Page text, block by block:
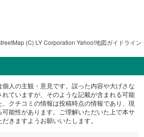
(C) LY Corporation Yahoo!地図ガイドライン
人の主観・意見です。誤った内容や大げさな
ていますが、そのような記載が含まれる可能
クチコミの情報は投稿時点の情報であり、現
能性があります。ご理解いただいた上で本サ
きますようお願いいたします。